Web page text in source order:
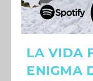
LA VIDA
ENIGMA